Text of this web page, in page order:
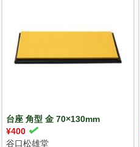
台座 角型 金 70×130mm
¥400
谷口松雄堂